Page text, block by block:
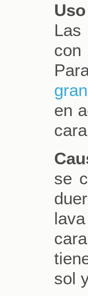
en
se
sol